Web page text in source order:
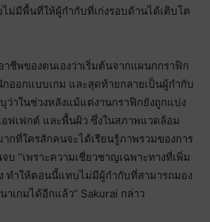
ม่มีพื้นที่ให้ผู้กำกับที่เก่งรอบด้านได้เติบโต
อาชีพของตนเองว่าเริ่มต้นจากแผนกกราฟิก
ออกแบบเกม และสุดท้ายกลายเป็นผู้กำกับ
ว่าในช่วงหลังแม้แต่งานกราฟิกยังถูกแบ่ง
อฟเฟกต์ และพื้นผิว ซึ่งในสภาพแวดล้อม
ากที่ใครสักคนจะได้เรียนรู้ภาพรวมของการ
บ “เพราะความเชี่ยวชาญเฉพาะทางที่เพิ่ม
ทำให้ตอนนี้แทบไม่มีผู้กำกับที่สามารถมอง
เกมได้อีกแล้ว” Sakurai กล่าว